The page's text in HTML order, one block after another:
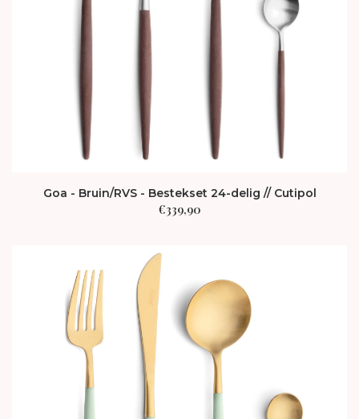
Goa - Bruin/RVS - Bestekset 24-delig // Cutipol
€339,90